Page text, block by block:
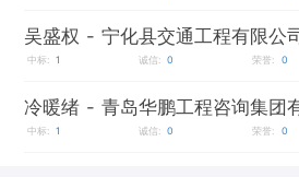
吴盛权 - 宁化县交通工程有限公
中标: 1 诚信: 0 荣誉: 0
冷暖绪 - 青岛华鹏工程咨询集团
中标: 1 诚信: 0 荣誉: 0